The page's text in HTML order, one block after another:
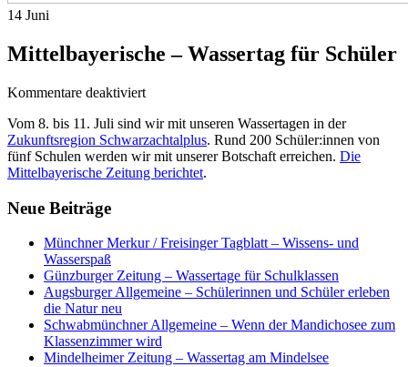
14 Juni
Mittelbayerische – Wassertag für Schüler
Kommentare deaktiviertfür
–
Wassertag
für
Schüler
Vom 8. bis 11. Juli sind wir mit unseren Wassertagen in der
Zukunftsregion Schwarzachtalplus. Rund 200 Schüler:innen von
fünf Schulen werden wir mit unserer Botschaft erreichen. Die
Mittelbayerische Zeitung berichtet.
Neue Beiträge
Münchner Merkur / Freisinger Tagblatt – Wissens- und
Wasserspaß
Günzburger Zeitung – Wassertage für Schulklassen
Augsburger Allgemeine – Schülerinnen und Schüler erleben
die Natur neu
Schwabmünchner Allgemeine – Wenn der Mandichosee zum
Klassenzimmer wird
Mindelheimer Zeitung – Wassertag am Mindelsee